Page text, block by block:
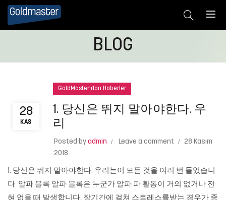
BLOG
28
KAS
GoldMaster'dan Haberler
1. 당신은 뛰지 말아야한다. 우
리
Posted by admin Leave a comment
28 Kasım
2018
1. 당신은 뛰지 말아야한다. 우리는이 모든 것을 여러 번 들었습니
다. 알파 블록 알파 블록은 누군가 알파 파 활동이 거의 없거나 전
혀 없을 때 발생합니다. 장기간에 걸쳐 스트레스를받는 경우가 종